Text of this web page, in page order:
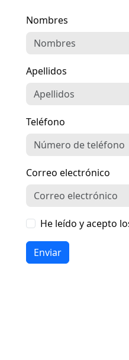
Nombres
Apellidos
Teléfono
Correo electrónico
He leído y acepto
Enviar